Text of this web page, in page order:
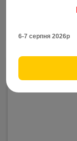
6-7 серпня 2026р